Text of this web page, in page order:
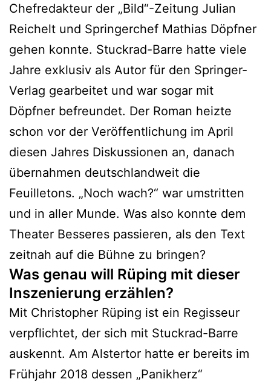
Chefredakteur der „Bild“-Zeitung Julian
Reichelt und Springerchef Mathias Döpfner
gehen konnte. Stuckrad-Barre hatte viele
Jahre exklusiv als Autor für den Springer-
Verlag gearbeitet und war sogar mit
Döpfner befreundet. Der Roman heizte
schon vor der Veröffentlichung im April
diesen Jahres Diskussionen an, danach
übernahmen deutschlandweit die
Feuilletons. „Noch wach?“ war umstritten
und in aller Munde. Was also konnte dem
Theater Besseres passieren, als den Text
zeitnah auf die Bühne zu bringen?
Was genau will Rüping mit dieser
Inszenierung erzählen?
Mit Christopher Rüping ist ein Regisseur
verpflichtet, der sich mit Stuckrad-Barre
auskennt. Am Alstertor hatte er bereits im
Frühjahr 2018 dessen „Panikherz“